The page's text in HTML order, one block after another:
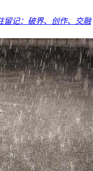
留记：破界、创作、交融